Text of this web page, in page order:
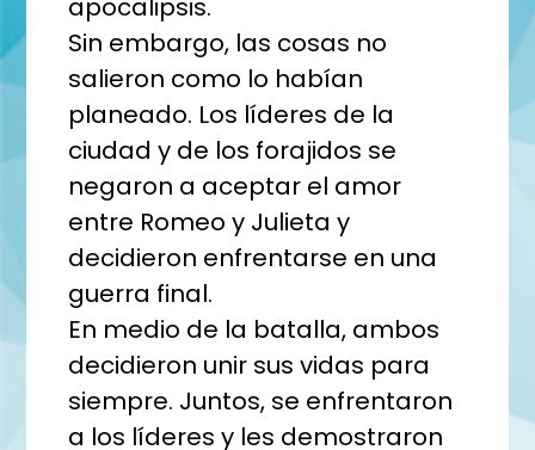
apocalipsis.
Sin embargo, las cosas no
salieron como lo habían
planeado. Los líderes de la
ciudad y de los forajidos se
negaron a aceptar el amor
entre Romeo y Julieta y
decidieron enfrentarse en una
guerra final.
En medio de la batalla, ambos
decidieron unir sus vidas para
siempre. Juntos, se enfrentaron
a los líderes y les demostraron